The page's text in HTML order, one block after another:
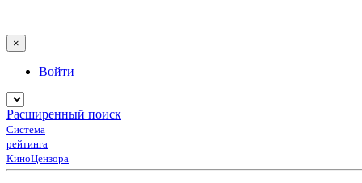
×
Войти
Расширенный поиск
Система
рейтинга
КиноЦензора